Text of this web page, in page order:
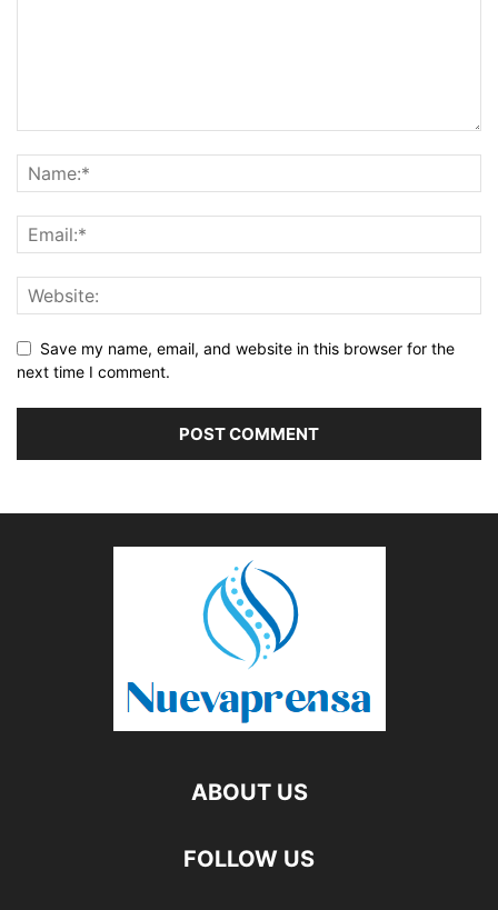
Save my name, email, and website in this browser for the
next time I comment.
ABOUT US
FOLLOW US